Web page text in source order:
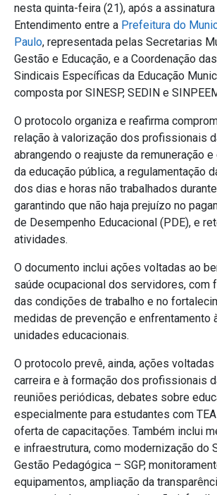
nesta quinta-feira (21), após a
Entendimento entre a Prefeitura do
Paulo, representada pelas Secretarias
Gestão e Educação, e a Coordenação
Sindicais Específicas da Educação
composta por SINESP, SEDIN e
O protocolo organiza e reafirma
relação à valorização dos profissionais
abrangendo o reajuste da remuneração
da educação pública, a regulamentação
dos dias e horas não trabalhados
garantindo que não haja prejuízo no
de Desempenho Educacional (PDE), e
atividades.
O documento inclui ações voltadas ao
saúde ocupacional dos servidores, com
das condições de trabalho e no
medidas de prevenção e enfrentamento
unidades educacionais.
O protocolo prevê, ainda, ações
carreira e à formação dos profissionais
reuniões periódicas, debates sobre
especialmente para estudantes com
oferta de capacitações. Também inclui
e infraestrutura, como modernização do
Gestão Pedagógica – SGP,
equipamentos, ampliação da